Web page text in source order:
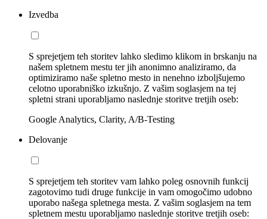
Izvedba
S sprejetjem teh storitev lahko sledimo klikom in brskanju na
našem spletnem mestu ter jih anonimno analiziramo, da
optimiziramo naše spletno mesto in nenehno izboljšujemo
celotno uporabniško izkušnjo. Z vašim soglasjem na tej
spletni strani uporabljamo naslednje storitve tretjih oseb:
Google Analytics, Clarity, A/B-Testing
Delovanje
S sprejetjem teh storitev vam lahko poleg osnovnih funkcij
zagotovimo tudi druge funkcije in vam omogočimo udobno
uporabo našega spletnega mesta. Z vašim soglasjem na tem
spletnem mestu uporabljamo naslednje storitve tretjih oseb: